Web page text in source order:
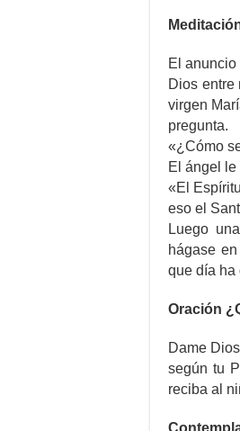
El
Dios entre
virgen
pregunta.
«¿Cómo
El ángel le
«El
eso el
Luego
hágase
que día ha
Oración
Dame
según tu
reciba al